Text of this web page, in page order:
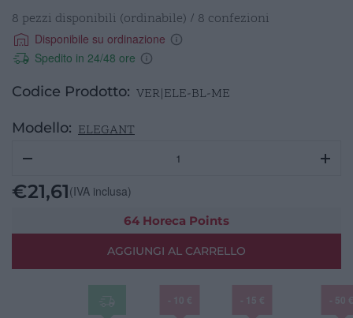
8 pezzi disponibili (ordinabile) / 8 confezioni
Disponibile su ordinazione
Spedito in 24/48 ore
Codice Prodotto: VER|ELE-BL-ME
Modello: ELEGANT
Tavolo
A5
23,3x20x6
€21,61(IVA inclusa)
64 Horeca Points
AGGIUNGI AL CARRELLO